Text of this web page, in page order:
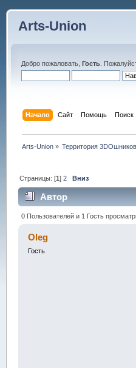
Arts-Union
Добро пожаловать, Гость.
Начало Сайт Помощь Поиск
Arts-Union » Территория 3DOшников
Страницы: [1]2 Вниз
Автор
0 Пользователей и 1 Гость
Oleg
Гость